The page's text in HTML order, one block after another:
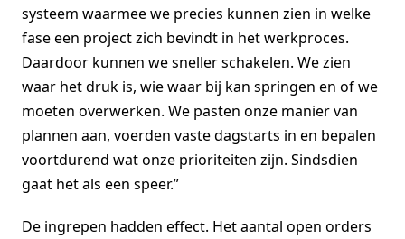
systeem waarmee we precies kunnen zien in welke
fase een project zich bevindt in het werkproces.
Daardoor kunnen we sneller schakelen. We zien
waar het druk is, wie waar bij kan springen en of we
moeten overwerken. We pasten onze manier van
plannen aan, voerden vaste dagstarts in en bepalen
voortdurend wat onze prioriteiten zijn. Sindsdien
gaat het als een speer.”
De ingrepen hadden effect. Het aantal open orders